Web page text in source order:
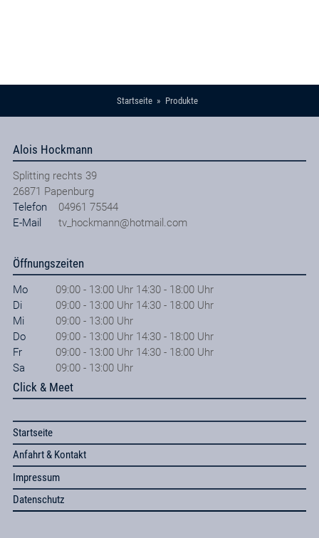
Startseite Produkte
Alois Hockmann
Splitting rechts 39
26871 Papenburg
Telefon
04961 75544
E-Mail
tv_hockmann@hotmail.com
Öffnungszeiten
Mo
09:00 - 13:00 Uhr 14:30 - 18:00 Uhr
Di
09:00 - 13:00 Uhr 14:30 - 18:00 Uhr
Mi
09:00 - 13:00 Uhr
Do
09:00 - 13:00 Uhr 14:30 - 18:00 Uhr
Fr
09:00 - 13:00 Uhr 14:30 - 18:00 Uhr
Sa
09:00 - 13:00 Uhr
Click & Meet
Startseite
Anfahrt & Kontakt
Impressum
Datenschutz